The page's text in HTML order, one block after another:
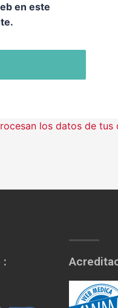
en este
los datos de tus
: